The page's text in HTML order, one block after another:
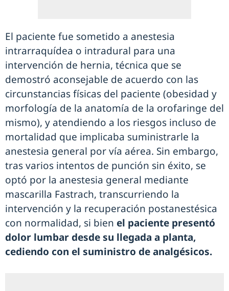
El paciente fue sometido a anestesia
intrarraquídea o intradural para una
intervención de hernia, técnica que se
demostró aconsejable de acuerdo con las
circunstancias físicas del paciente (obesidad y
morfología de la anatomía de la orofaringe del
mismo), y atendiendo a los riesgos incluso de
mortalidad que implicaba suministrarle la
anestesia general por vía aérea. Sin embargo,
tras varios intentos de punción sin éxito, se
optó por la anestesia general mediante
mascarilla Fastrach, transcurriendo la
intervención y la recuperación postanestésica
con normalidad, si bien el paciente presentó
dolor lumbar desde su llegada a planta,
cediendo con el suministro de analgésicos.